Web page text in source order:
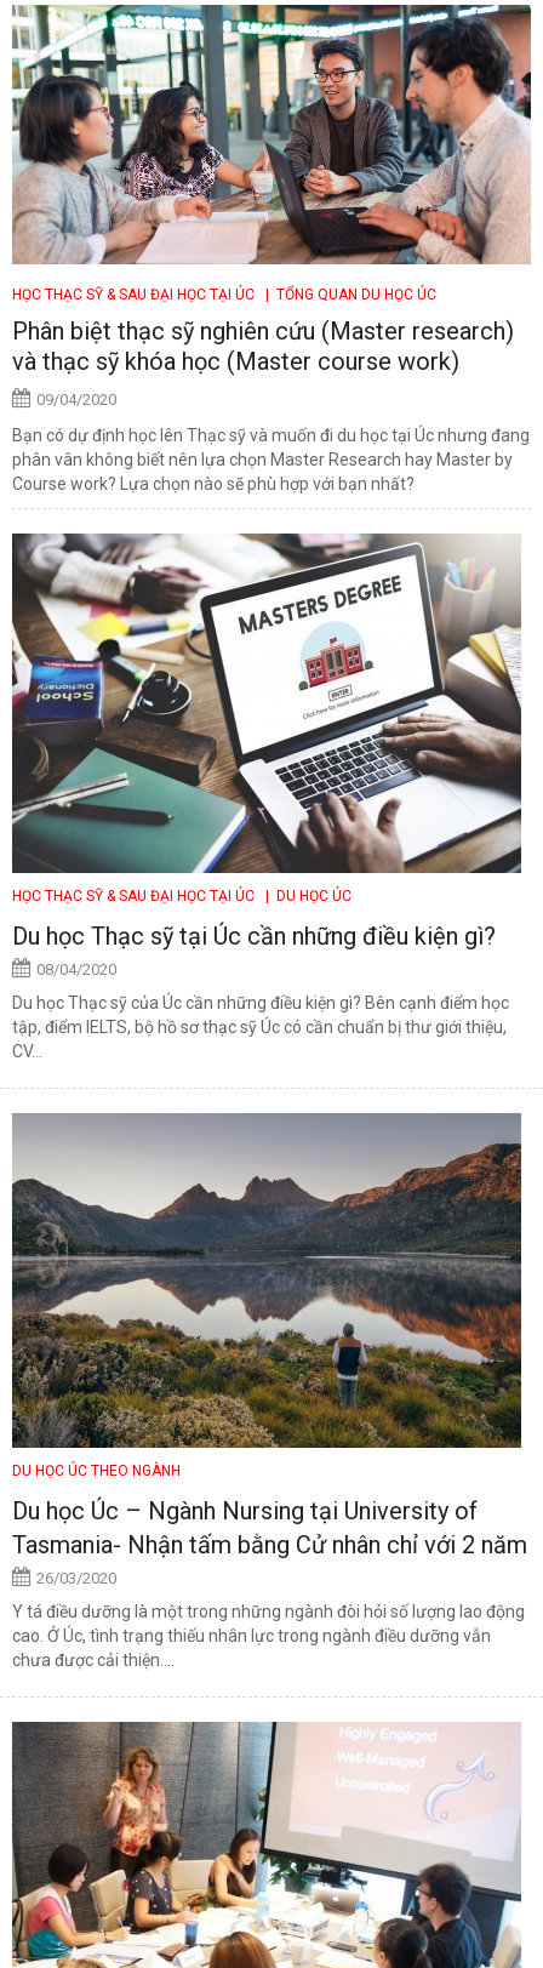
HỌC THẠC SỸ & SAU ĐẠI HỌC TẠI ÚC | TỔNG QUAN DU HỌC ÚC
Phân biệt thạc sỹ nghiên cứu (Master research)
và thạc sỹ khóa học (Master course work)
09/04/2020
Bạn có dự định học lên Thạc sỹ và muốn đi du học tại Úc nhưng đang
phân vân không biết nên lựa chọn Master Research hay Master by
Course work? Lựa chọn nào sẽ phù hợp với bạn nhất?
HỌC THẠC SỸ & SAU ĐẠI HỌC TẠI ÚC | DU HỌC ÚC
Du học Thạc sỹ tại Úc cần những điều kiện gì?
08/04/2020
Du học Thạc sỹ của Úc cần những điều kiện gì? Bên cạnh điểm học
tập, điểm IELTS, bộ hồ sơ thạc sỹ Úc có cần chuẩn bị thư giới thiệu,
CV...
DU HỌC ÚC THEO NGÀNH
Du học Úc – Ngành Nursing tại University of
Tasmania- Nhận tấm bằng Cử nhân chỉ với 2 năm
26/03/2020
Y tá điều dưỡng là một trong những ngành đòi hỏi số lượng lao động
cao. Ở Úc, tình trạng thiếu nhân lực trong ngành điều dưỡng vẫn
chưa được cải thiện....